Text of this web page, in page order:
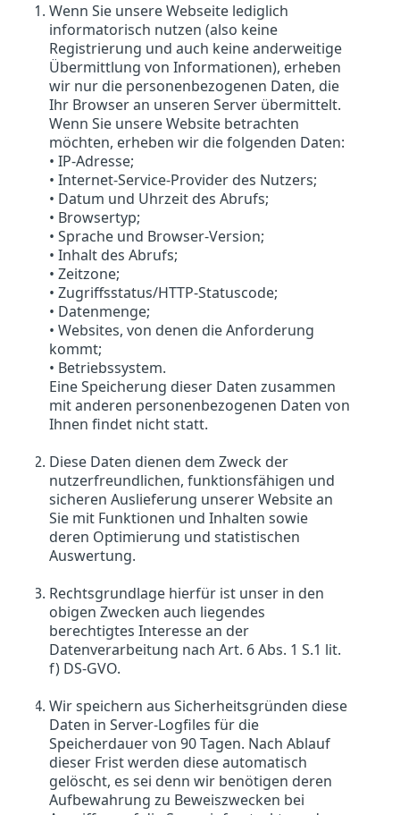
Wenn Sie unsere Webseite lediglich
informatorisch nutzen (also keine
Registrierung und auch keine anderweitige
Übermittlung von Informationen), erheben
wir nur die personenbezogenen Daten, die
Ihr Browser an unseren Server übermittelt.
Wenn Sie unsere Website betrachten
möchten, erheben wir die folgenden Daten:
• IP-Adresse;
• Internet-Service-Provider des Nutzers;
• Datum und Uhrzeit des Abrufs;
• Browsertyp;
• Sprache und Browser-Version;
• Inhalt des Abrufs;
• Zeitzone;
• Zugriffsstatus/HTTP-Statuscode;
• Datenmenge;
• Websites, von denen die Anforderung
kommt;
• Betriebssystem.
Eine Speicherung dieser Daten zusammen
mit anderen personenbezogenen Daten von
Ihnen findet nicht statt.
Diese Daten dienen dem Zweck der
nutzerfreundlichen, funktionsfähigen und
sicheren Auslieferung unserer Website an
Sie mit Funktionen und Inhalten sowie
deren Optimierung und statistischen
Auswertung.
Rechtsgrundlage hierfür ist unser in den
obigen Zwecken auch liegendes
berechtigtes Interesse an der
Datenverarbeitung nach Art. 6 Abs. 1 S.1 lit.
f) DS-GVO.
Wir speichern aus Sicherheitsgründen diese
Daten in Server-Logfiles für die
Speicherdauer von 90 Tagen. Nach Ablauf
dieser Frist werden diese automatisch
gelöscht, es sei denn wir benötigen deren
Aufbewahrung zu Beweiszwecken bei